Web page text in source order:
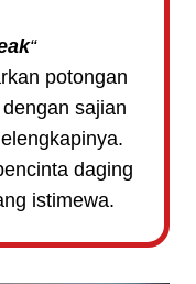
“
potongan
sajian
daging
istimewa.